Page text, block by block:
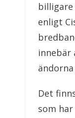
billigare
enligt
innebär
Det
som